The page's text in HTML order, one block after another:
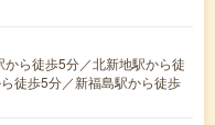
ら徒歩5分／北新地駅から徒
徒歩5分／新福島駅から徒歩